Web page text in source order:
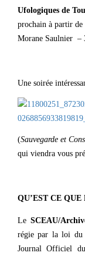
Ufologiques de
prochain à partir de
Morane Saulnier –
Une soirée
(Sauvegarde et
qui viendra vous
QU’EST CE QUE
Le SCEAU/
régie par la loi du
Journal Officiel